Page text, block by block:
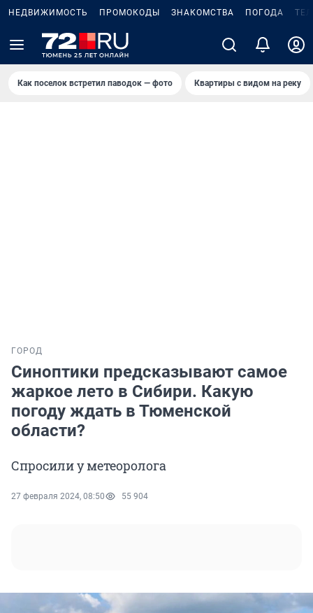
НЕДВИЖИМОСТЬ ПРОМОКОДЫ ЗНАКОМСТВА ПОГОДА
Как поселок встретил паводок — фото Квартиры с видом на реку
ГОРОД
Синоптики предсказывают самое
жаркое лето в Сибири. Какую
погоду ждать в Тюменской
области?
Спросили у метеоролога
27 февраля 2024, 08:50 55 904